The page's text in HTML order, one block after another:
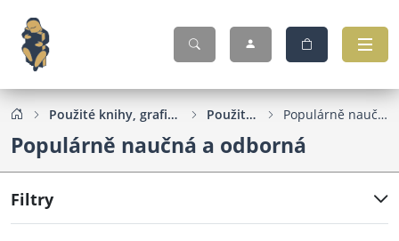
Použité knihy, grafika, pohlednice... Použité knihy Populárně naučná a odborná
Populárně naučná a odborná
Filtry